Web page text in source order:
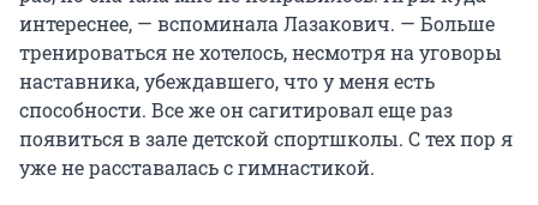
интереснее, — вспоминала Лазакович. — Больше
тренироваться не хотелось, несмотря на уговоры
наставника, убеждавшего, что у меня есть
способности. Все же он сагитировал еще раз
появиться в зале детской спортшколы. С тех пор я
уже не расставалась с гимнастикой.